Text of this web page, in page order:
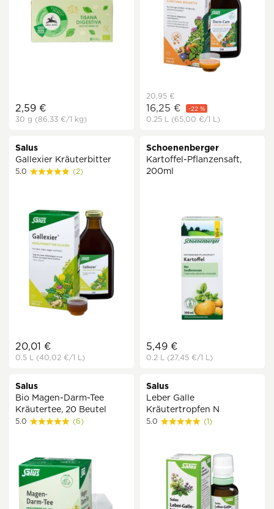
2,59 €
30 g (86,33 €/1 kg)
20,95 €
16,25 € -22 %
0.25 L (65,00 €/1 L)
Salus
Gallexier Kräuterbitter
5.0 (2)
20,01 €
0.5 L (40,02 €/1 L)
Schoenenberger
Kartoffel-Pflanzensaft,
200ml
5,49 €
0.2 L (27,45 €/1 L)
Salus
Bio Magen-Darm-Tee
Kräutertee, 20 Beutel
5.0 (6)
Salus
Leber Galle
Kräutertropfen N
5.0 (1)